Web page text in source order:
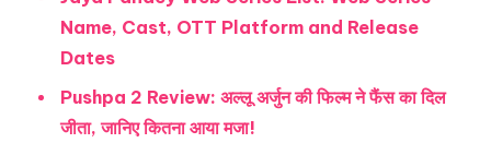
Name, Cast, OTT Platform and Release
Dates
Pushpa 2 Review: अल्लू अर्जुन की फिल्म ने फैंस का दिल
जीता, जानिए कितना आया मजा!